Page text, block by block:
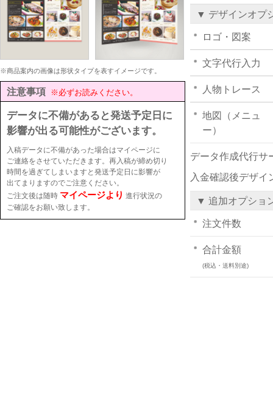
※商品案内の画像は形状タイプを表すイメージです。
注意事項 ※必ずお読みください。
データに不備があると発送予定日に
影響が出る可能性がございます。
入稿データに不備があった場合はマイページに
ご連絡をさせていただきます。再入稿が締め切り
時間を過ぎてしまいますと発送予定日に影響が
出てまりますのでご注意ください。
ご注文後は随時 マイページより 進行状況の
ご確認をお願い致します。
▼ デザインオプ
ロゴ・図案
文字代行入力
人物トレース
地図（メニュ
ー）
データ作成代行サ
入金確認後デザイ
▼ 追加オプショ
注文件数
合計金額
(税込・送料別途)